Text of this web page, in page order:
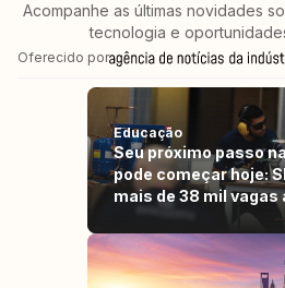
Acompanhe as últimas novidades
tecnologia e
Oferecido por
Educação
Seu próximo passo
pode começar hoje:
mais de 38 mil vagas